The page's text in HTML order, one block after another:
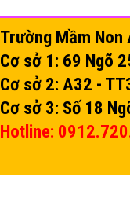
Trường Mầm Non
Cơ sở 1: 69 Ngõ
Cơ sở 2: A32 -
Cơ sở 3: Số 18
Hotline: